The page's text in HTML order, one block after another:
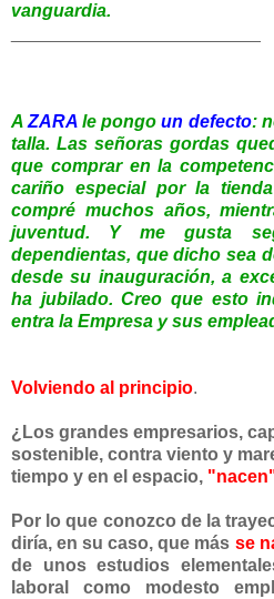
vanguardia.
AZARA le pongoun defecto:
talla. Las señoras gordas
que comprar en la
cariño especial por la
compré muchos años,
juventud.
Y me gusta
dependientas, que dicho sea
desde su inauguración, a
ha jubilado. Creo que esto
entra la Empresa y sus
Volviendo al principio.
¿Los grandes empresarios,
sostenible, contra viento y
tiempo y en el espacio, "
Por lo que conozco de la
diría, en su caso, que más se
de unos estudios
laboral como modesto